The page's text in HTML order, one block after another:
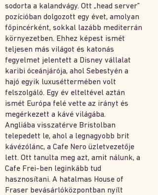
sodorta a kalandvágy. Ott „head server”
pozícióban dolgozott egy évet, amolyan
főpincérként, sokkal lazább mediterrán
környezetben. Ehhez képest ismét
teljesen más világot és katonás
fegyelmet jelentett a Disney vállalat
karibi óceánjárója, ahol Sebestyén a
hajó egyik luxuséttermében volt
felszolgáló. Egy év elteltével aztán
ismét Európa felé vette az irányt és
megérkezett a kávé világába.
Angliába visszatérve Bristolban
telepedett le, ahol a legnagyobb brit
kávézólánc, a Cafe Nero üzletvezetője
lett. Ott tanulta meg azt, amit nálunk, a
Cafe Frei-ben leginkább tud
hasznosítani. A hatalmas House of
Fraser bevásárlóközpontban nyílt